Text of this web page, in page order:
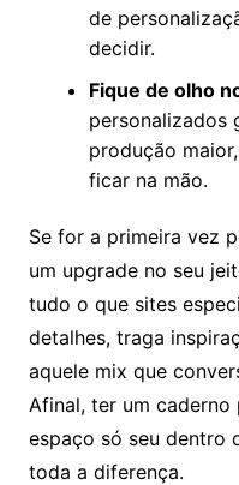
de
decidir.
Fique de olho
personalizados
produção
ficar na mão.
Se for a primeira vez
um upgrade no seu
tudo o que sites
detalhes, traga
aquele mix que
Afinal, ter um
espaço só seu
toda a diferença.